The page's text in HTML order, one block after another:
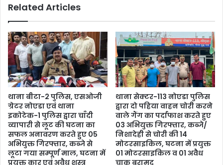
Related Articles
थाना बीटा-2 पुलिस, एसओजी
ग्रेटर नोएडा एवं थाना
इकोटेक-1 पुलिस द्वारा चाँदी
व्यापारी से लूट की घटना का
सफल अनावरण करते हुए 05
अभियुक्त गिरफ्तार, कब्जे से
लूटा गया सम्पूर्ण माल, घटना में
प्रयुक्त कार एवं अवैध शस्त्र
थाना सेक्टर-113 नोएडा पुलिस
द्वारा दो पहिया वाहन चोरी करने
वाले गैंग का पर्दाफाश करते हुए
03 अभियुक्त गिरफ्तार, कब्जे/
निशादेही से चोरी की 14
मोटरसाइकिल, घटना में प्रयुक्त
01 मोटरसाइकिल व 01 अवैध
चाकू बरामद